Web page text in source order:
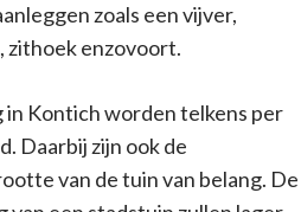
zoals een vijver,
zithoek enzovoort.
in Kontich worden telkens per
Daarbij zijn ook de
van de tuin van belang. De